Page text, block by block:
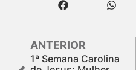
ANTERIOR
1ª Semana Carolina